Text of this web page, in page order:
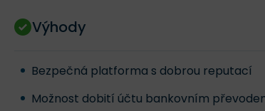
Výhody
Bezpečná platforma s dobrou reputací
Možnost dobití účtu bankovním